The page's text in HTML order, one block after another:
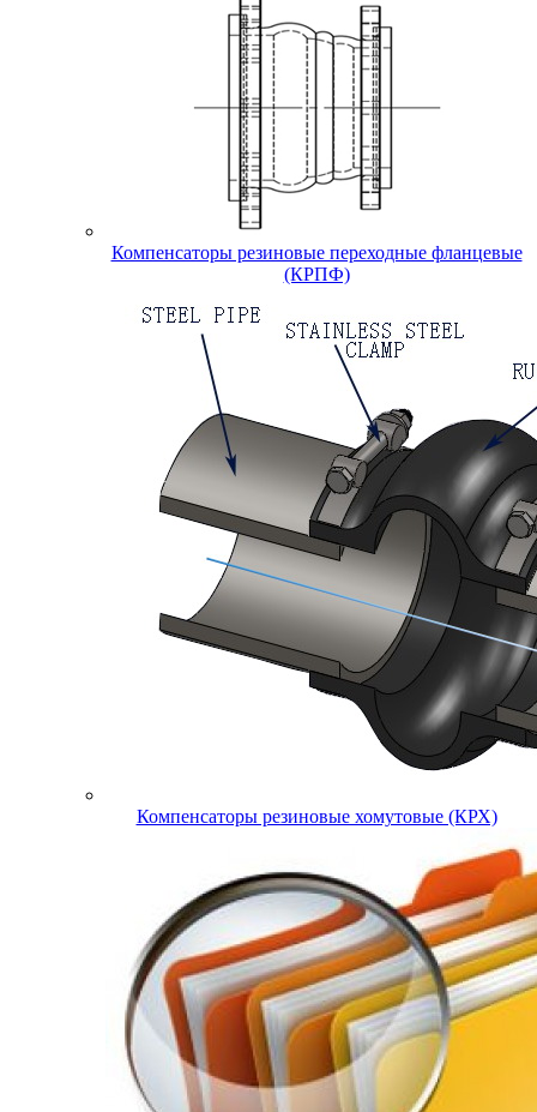
Компенсаторы резиновые переходные фланцевые
(КРПФ)
Компенсаторы резиновые хомутовые (КРХ)